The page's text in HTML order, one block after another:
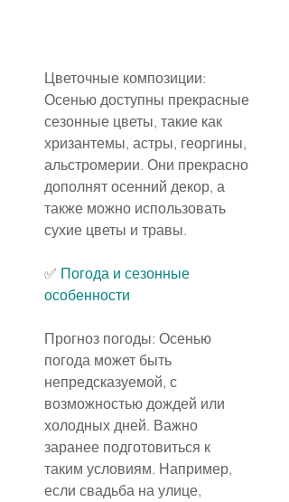
Цветочные композиции:
Осенью доступны прекрасные
сезонные цветы, такие как
хризантемы, астры, георгины,
альстромерии. Они прекрасно
дополнят осенний декор, а
также можно использовать
сухие цветы и травы.
✅ Погода и сезонные
особенности
Прогноз погоды: Осенью
погода может быть
непредсказуемой, с
возможностью дождей или
холодных дней. Важно
заранее подготовиться к
таким условиям. Например,
если свадьба на улице,